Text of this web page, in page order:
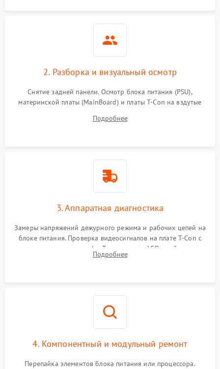
2. Разборка и визуальный осмотр
Снятие задней панели. Осмотр блока питания (PSU),
материнской платы (MainBoard) и платы T-Con на вздутые
Проверка надежности фиксации и целостности шлейфов.
Подробнее
3. Аппаратная диагностика
Замеры напряжений дежурного режима и рабочих цепей на
блоке питания. Проверка видеосигналов на плате T-Con с
помощью осциллографа. Тестирование LED-драйвера и
светодиодных планок подсветки мультиметром.
Подробнее
4. Компонентный и модульный ремонт
Перепайка элементов блока питания или процессора.